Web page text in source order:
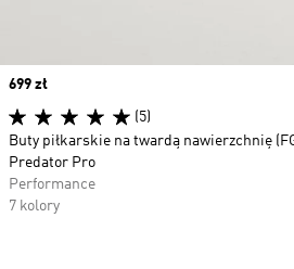
Price
699 zł
(5)
Buty piłkarskie na twardą nawierzchnię
Predator Pro
Performance
7 kolory